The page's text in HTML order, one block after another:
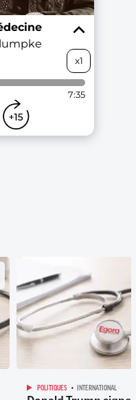
POLITIQUES INTERNATIONAL